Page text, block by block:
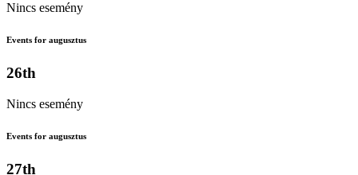
Nincs esemény
Events for augusztus
26th
Nincs esemény
Events for augusztus
27th